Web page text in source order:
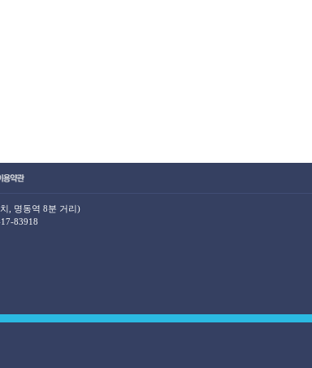
, 명동역 8분 거리)
83918